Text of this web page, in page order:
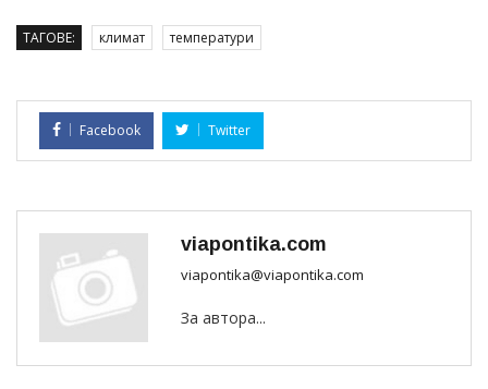
ТАГОВЕ: климат температури
Facebook Twitter
viapontika.com
viapontika@viapontika.com
За автора...